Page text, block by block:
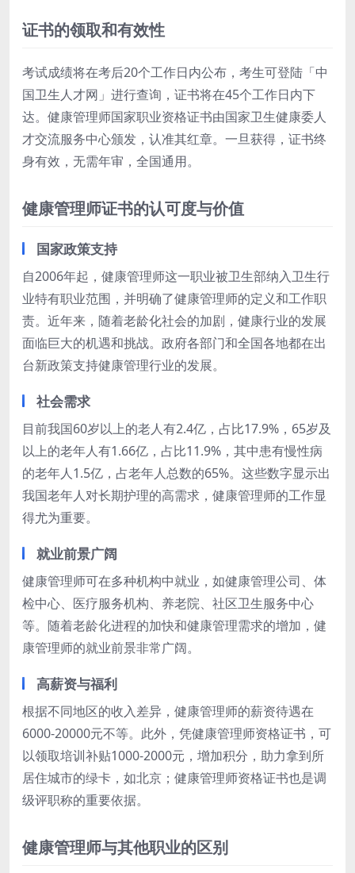
证书的领取和有效性
考试成绩将在考后20个工作日内公布，考生可登陆「中
国卫生人才网」进行查询，证书将在45个工作日内下
达。健康管理师国家职业资格证书由国家卫生健康委人
才交流服务中心颁发，认准其红章。一旦获得，证书终
身有效，无需年审，全国通用。
健康管理师证书的认可度与价值
国家政策支持
自2006年起，健康管理师这一职业被卫生部纳入卫生行
业特有职业范围，并明确了健康管理师的定义和工作职
责。近年来，随着老龄化社会的加剧，健康行业的发展
面临巨大的机遇和挑战。政府各部门和全国各地都在出
台新政策支持健康管理行业的发展。
社会需求
目前我国60岁以上的老人有2.4亿，占比17.9%，65岁及
以上的老年人有1.66亿，占比11.9%，其中患有慢性病
的老年人1.5亿，占老年人总数的65%。这些数字显示出
我国老年人对长期护理的高需求，健康管理师的工作显
得尤为重要。
就业前景广阔
健康管理师可在多种机构中就业，如健康管理公司、体
检中心、医疗服务机构、养老院、社区卫生服务中心
等。随着老龄化进程的加快和健康管理需求的增加，健
康管理师的就业前景非常广阔。
高薪资与福利
根据不同地区的收入差异，健康管理师的薪资待遇在
6000-20000元不等。此外，凭健康管理师资格证书，可
以领取培训补贴1000-2000元，增加积分，助力拿到所
居住城市的绿卡，如北京；健康管理师资格证书也是调
级评职称的重要依据。
健康管理师与其他职业的区别